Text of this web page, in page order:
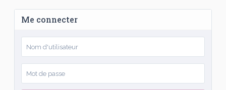
Me connecter